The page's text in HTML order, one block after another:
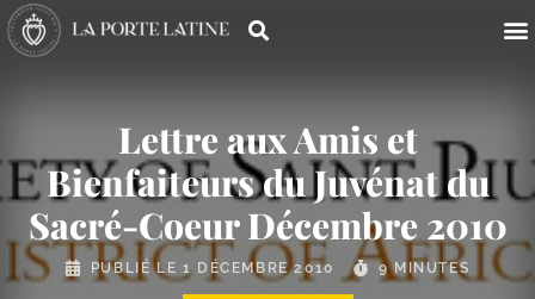
Lettre aux Amis et
Bienfaiteurs du Juvénat du
Sacré-​Coeur Décembre 2010
PUBLIÉ LE 1 DÉCEMBRE 2010 9 MINUTES